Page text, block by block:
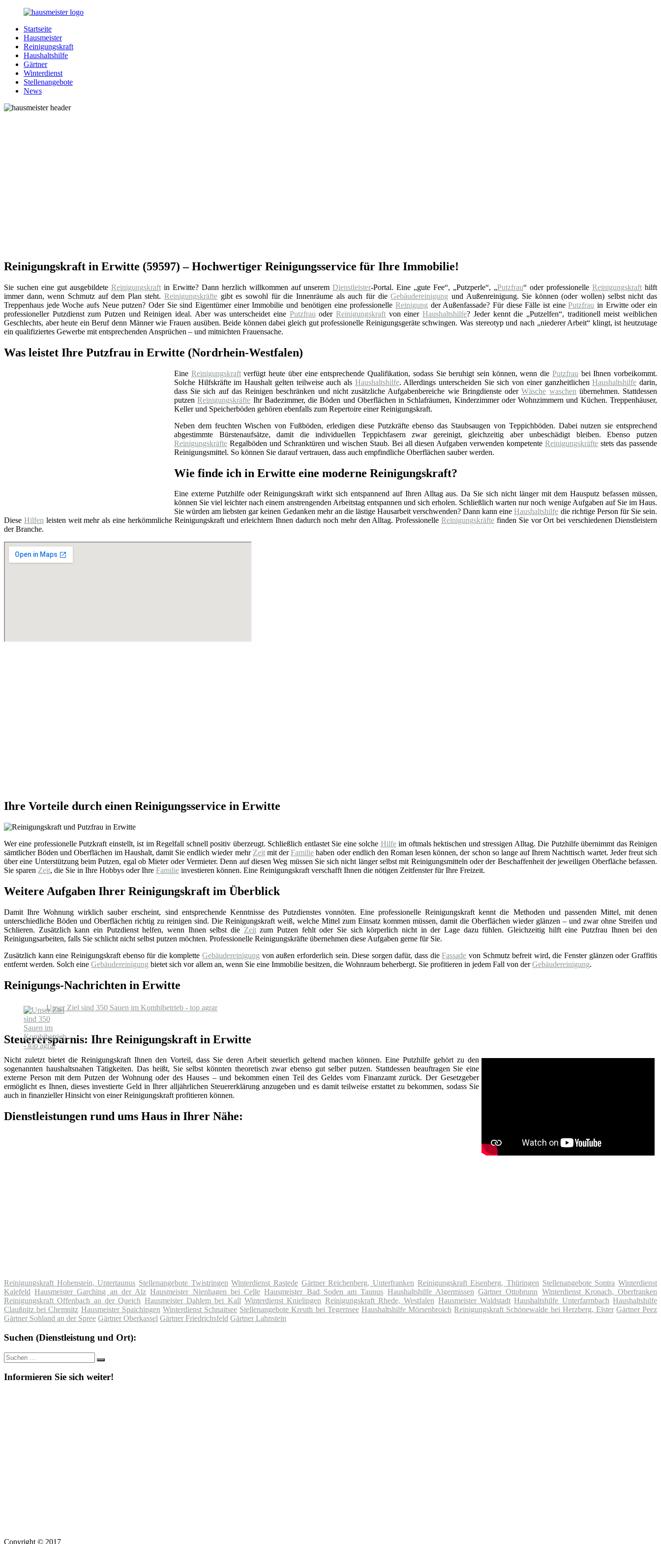
Zurück
Inhalt
Hausmeister.de
Alles
rund
Ihren
Haushalt
Startseite
Hausmeister
Reinigungskraft
Haushaltshilfe
Gärtner
Winterdienst
Stellenangebote
News
Reinigungskraft in Erwitte (59597) – Hochwertiger Reinigungsservice für Ihre Immobilie!
Sie suchen eine gut ausgebildete Reinigungskraftin Erwitte? Dann herzlich willkommen auf unseremDienstleister-Portal. Eine „gute Fee“, „Putzperle“, „Putzfrau“ oder professionelleReinigungskraft hilft
immer dann, wenn Schmutz auf dem Plan steht.Reinigungskräfte gibt es sowohl für die Innenräume als auch für dieGebäudereinigung und Außenreinigung. Sie können (oder wollen) selbst nicht das
Treppenhaus jede Woche aufs Neue putzen? Oder Sie sind Eigentümer einer Immobilie und benötigen eine professionelle Reinigung der Außenfassade? Für diese Fälle ist einePutzfrau in Erwitte oder ein
professioneller Putzdienst zum Putzen und Reinigen ideal. Aber was unterscheidet eine Putzfrau oderReinigungskraft von einerHaushaltshilfe? Jeder kennt die „Putzelfen“, traditionell meist weiblichen
Geschlechts, aber heute ein Beruf denn Männer wie Frauen ausüben. Beide können dabei gleich gut professionelle Reinigungsgeräte schwingen. Was stereotyp und nach „niederer Arbeit“ klingt, ist heutzutage
ein qualifiziertes Gewerbe mit entsprechenden Ansprüchen – und mitnichten Frauensache.
Was leistet Ihre Putzfrau in Erwitte (Nordrhein-Westfalen)
Eine Reinigungskraftverfügt heute über eine entsprechende Qualifikation, sodass Sie beruhigt sein können, wenn die Putzfrau bei Ihnen vorbeikommt.
Solche Hilfskräfte im Haushalt gelten teilweise auch als Haushaltshilfe. Allerdings unterscheiden Sie sich von einer ganzheitlichenHaushaltshilfe darin,
dass Sie sich auf das Reinigen beschränken und nicht zusätzliche Aufgabenbereiche wie Bringdienste oderWäsche waschen übernehmen. Stattdessen
putzenReinigungskräfte Ihr Badezimmer, die Böden und Oberflächen in Schlafräumen, Kinderzimmer oder Wohnzimmern und Küchen. Treppenhäuser,
Keller und Speicherböden gehören ebenfalls zum Repertoire einer Reinigungskraft.
Neben dem feuchten Wischen von Fußböden, erledigen diese Putzkräfte ebenso das Staubsaugen von Teppichböden. Dabei nutzen sie entsprechend
abgestimmte Bürstenaufsätze, damit die individuellen Teppichfasern zwar gereinigt, gleichzeitig aber unbeschädigt bleiben. Ebenso putzen
Reinigungskräfte Regalböden und Schranktüren und wischen Staub. Bei all diesen Aufgaben verwenden kompetenteReinigungskräfte stets das passende
Reinigungsmittel. So können Sie darauf vertrauen, dass auch empfindliche Oberflächen sauber werden.
Wie finde ich in Erwitte eine moderne Reinigungskraft?
Eine externe Putzhilfe oder Reinigungskraft wirkt sich entspannend auf Ihren Alltag aus. Da Sie sich nicht länger mit dem Hausputz befassen müssen,
können Sie viel leichter nach einem anstrengenden Arbeitstag entspannen und sich erholen. Schließlich warten nur noch wenige Aufgaben auf Sie im Haus.
Sie würden am liebsten gar keinen Gedanken mehr an die lästige Hausarbeit verschwenden? Dann kann eineHaushaltshilfe die richtige Person für Sie sein.
Diese Hilfenleisten weit mehr als eine herkömmliche Reinigungskraft und erleichtern Ihnen dadurch noch mehr den Alltag. ProfessionelleReinigungskräfte finden Sie vor Ort bei verschiedenen Dienstleistern
der Branche.
Ihre Vorteile durch einen Reinigungsservice in Erwitte
Wer eine professionelle Putzkraft einstellt, ist im Regelfall schnell positiv überzeugt. Schließlich entlastet Sie eine solche Hilfeim oftmals hektischen und stressigen Alltag. Die Putzhilfe übernimmt das Reinigen
sämtlicher Böden und Oberflächen im Haushalt, damit Sie endlich wieder mehr Zeitmit derFamilie haben oder endlich den Roman lesen können, der schon so lange auf Ihrem Nachttisch wartet. Jeder freut sich
über eine Unterstützung beim Putzen, egal ob Mieter oder Vermieter. Denn auf diesen Weg müssen Sie sich nicht länger selbst mit Reinigungsmitteln oder der Beschaffenheit der jeweiligen Oberfläche befassen.
Sie sparen Zeit, die Sie in Ihre Hobbys oder Ihre Familie investieren können. Eine Reinigungskraft verschafft Ihnen die nötigen Zeitfenster für Ihre Freizeit.
Weitere Aufgaben Ihrer Reinigungskraft im Überblick
Damit Ihre Wohnung wirklich sauber erscheint, sind entsprechende Kenntnisse des Putzdienstes vonnöten. Eine professionelle Reinigungskraft kennt die Methoden und passenden Mittel, mit denen
unterschiedliche Böden und Oberflächen richtig zu reinigen sind. Die Reinigungskraft weiß, welche Mittel zum Einsatz kommen müssen, damit die Oberflächen wieder glänzen – und zwar ohne Streifen und
Schlieren. Zusätzlich kann ein Putzdienst helfen, wenn Ihnen selbst die Zeitzum Putzen fehlt oder Sie sich körperlich nicht in der Lage dazu fühlen. Gleichzeitig hilft eine Putzfrau Ihnen bei den
Reinigungsarbeiten, falls Sie schlicht nicht selbst putzen möchten. Professionelle Reinigungskräfte übernehmen diese Aufgaben gerne für Sie.
Zusätzlich kann eine Reinigungskraft ebenso für die kompletteGebäudereinigung von außen erforderlich sein. Diese sorgen dafür, dass dieFassade von Schmutz befreit wird, die Fenster glänzen oder Graffitis
entfernt werden. Solch eine Gebäudereinigung bietet sich vor allem an, wenn Sie eine Immobilie besitzen, die Wohnraum beherbergt. Sie profitieren in jedem Fall von derGebäudereinigung.
Reinigungs-Nachrichten in Erwitte
Unser Ziel sind 350 Sauen im Kombibetrieb - top agrar
Steuerersparnis: Ihre Reinigungskraft in Erwitte
Nicht zuletzt bietet die Reinigungskraft Ihnen den Vorteil, dass Sie deren Arbeit steuerlich geltend machen können. Eine Putzhilfe gehört zu den
sogenannten haushaltsnahen Tätigkeiten. Das heißt, Sie selbst könnten theoretisch zwar ebenso gut selber putzen. Stattdessen beauftragen Sie eine
externe Person mit dem Putzen der Wohnung oder des Hauses – und bekommen einen Teil des Geldes vom Finanzamt zurück. Der Gesetzgeber
ermöglicht es Ihnen, dieses investierte Geld in Ihrer alljährlichen Steuererklärung anzugeben und es damit teilweise erstattet zu bekommen, sodass Sie
auch in finanzieller Hinsicht von einer Reinigungskraft profitieren können.
Dienstleistungen rund ums Haus in Ihrer Nähe:
Reinigungskraft Hohenstein, Untertaunus Stellenangebote Twistringen Winterdienst Rastede Gärtner Reichenberg, Unterfranken Reinigungskraft Eisenberg, Thüringen Stellenangebote Sontra Winterdienst
Kalefeld Hausmeister Garching an der Alz Hausmeister Nienhagen bei Celle Hausmeister Bad Soden am Taunus Haushaltshilfe Algermissen Gärtner Ottobrunn Winterdienst Kronach, Oberfranken
Reinigungskraft Offenbach an der Queich Hausmeister Dahlem bei Kall Winterdienst Knielingen Reinigungskraft Rhede, Westfalen Hausmeister Waldstadt Haushaltshilfe Unterfarrnbach Haushaltshilfe
Claußnitz bei Chemnitz Hausmeister Spaichingen Winterdienst Schnaitsee Stellenangebote Kreuth bei Tegernsee Haushaltshilfe Mörsenbroich Reinigungskraft Schönewalde bei Herzberg, Elster Gärtner Peez
Gärtner Sohland an der Spree Gärtner Oberkassel Gärtner Friedrichsfeld Gärtner Lahnstein
Suchen (Dienstleistung und Ort):
Suche
nach:
Suchen
Informieren Sie sich weiter!
Copyright © 2017